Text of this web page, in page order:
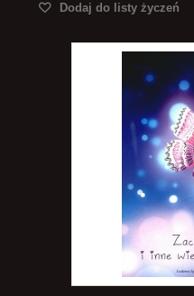
Dodaj do listy życzeń